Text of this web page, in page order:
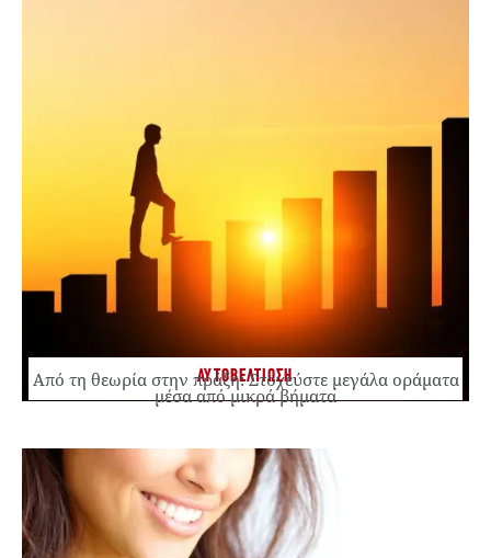
ΑΥΤΟΒΕΛΤΙΩΣΗ
Από τη θεωρία στην πράξη: Στοχεύστε μεγάλα οράματα
μέσα από μικρά βήματα